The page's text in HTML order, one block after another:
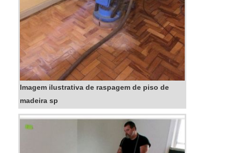
Imagem ilustrativa de raspagem de piso de
madeira sp